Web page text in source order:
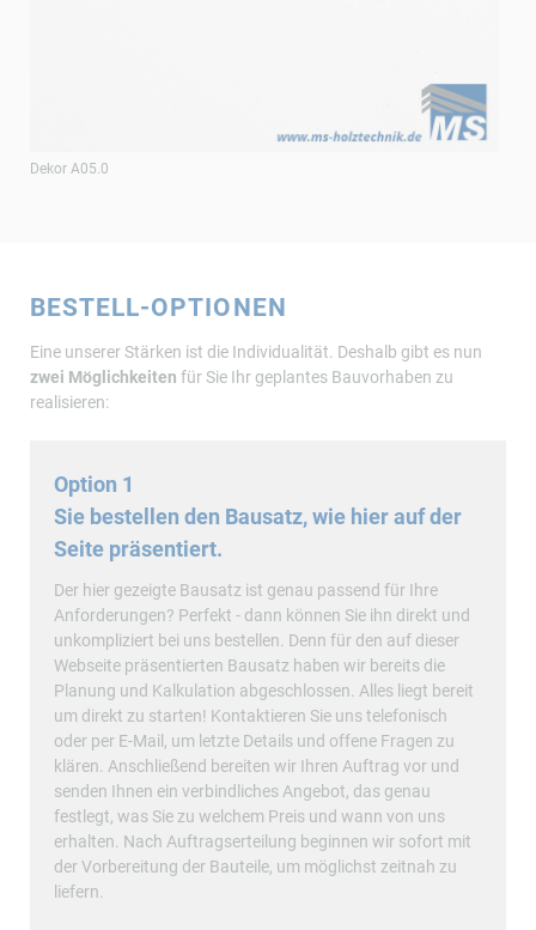
Dekor A05.0
BESTELL-OPTIONEN
Eine unserer Stärken ist die Individualität. Deshalb gibt es nun
zwei Möglichkeiten für Sie Ihr geplantes Bauvorhaben zu
realisieren:
Option 1
Sie bestellen den Bausatz, wie hier auf der
Seite präsentiert.
Der hier gezeigte Bausatz ist genau passend für Ihre
Anforderungen? Perfekt - dann können Sie ihn direkt und
unkompliziert bei uns bestellen. Denn für den auf dieser
Webseite präsentierten Bausatz haben wir bereits die
Planung und Kalkulation abgeschlossen. Alles liegt bereit
um direkt zu starten! Kontaktieren Sie uns telefonisch
oder per E-Mail, um letzte Details und offene Fragen zu
klären. Anschließend bereiten wir Ihren Auftrag vor und
senden Ihnen ein verbindliches Angebot, das genau
festlegt, was Sie zu welchem Preis und wann von uns
erhalten. Nach Auftragserteilung beginnen wir sofort mit
der Vorbereitung der Bauteile, um möglichst zeitnah zu
liefern.